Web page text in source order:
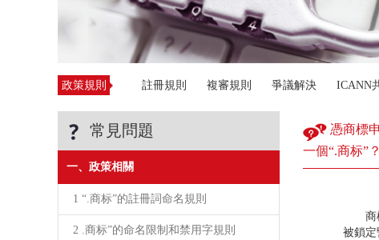
政策規則 註冊規則 複審規則 爭議解決 ICANN
常見問題
一、政策相關
1 “.商标”的註冊詞命名規則
2 .商标”的命名限制和禁用字規則
憑商標
一個“.商标”？
商標
被鎖定